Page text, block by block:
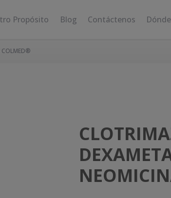
Propósito Blog Contáctenos
COLMED®